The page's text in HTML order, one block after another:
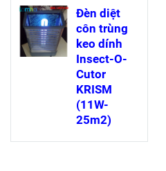
Đèn diệt
côn trùng
keo dính
Insect-O-
Cutor
KRISM
(11W-
25m2)